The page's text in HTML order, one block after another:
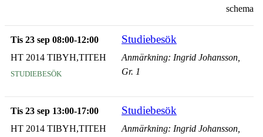
schema
Tis 23 sep 08:00-12:00 Studiebesök
HT 2014 TIBYH,TITEH
studiebesök
Anmärkning: Ingrid Johansson,
Gr. 1
Tis 23 sep 13:00-17:00 Studiebesök
HT 2014 TIBYH,TITEH
Anmärkning: Ingrid Johansson,